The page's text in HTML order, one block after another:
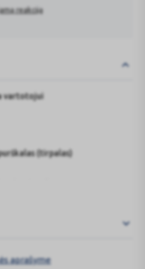
reakciją
vartotojui
(tirpalas)
svarbi informacija.
aprašyme